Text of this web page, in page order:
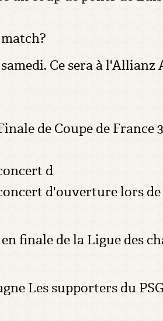
Ce sera à
de Coupe de France 31
d
d'ouverture lors
de la Ligue des
Les supporters du